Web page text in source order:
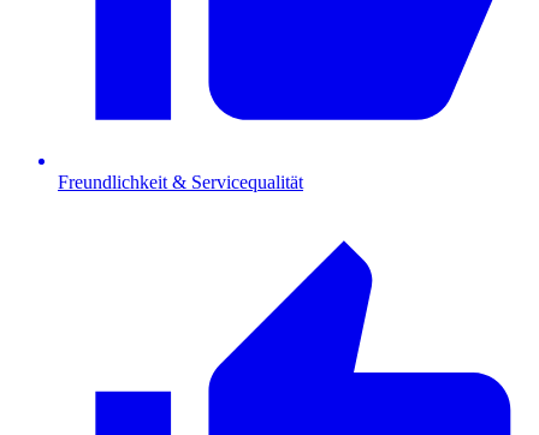
Freundlichkeit & Servicequalität